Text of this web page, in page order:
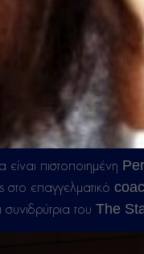
είναι
επαγγελματικό
συνιδρύτρια του